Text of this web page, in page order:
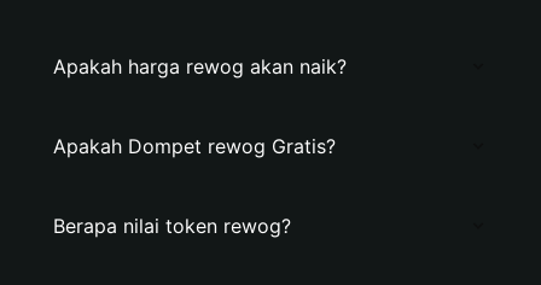
Apakah harga rewog akan naik?
Apakah Dompet rewog Gratis?
Berapa nilai token rewog?